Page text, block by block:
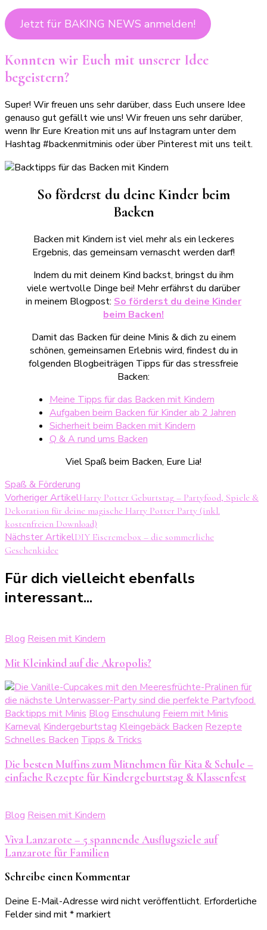
Jetzt für BAKING NEWS anmelden!
Konnten wir Euch mit unserer Idee
begeistern?
Super! Wir freuen uns sehr darüber, dass Euch unsere Idee
genauso gut gefällt wie uns! Wir freuen uns sehr darüber,
wenn Ihr Eure Kreation mit uns auf Instagram unter dem
Hashtag #backenmitminis oder über Pinterest mit uns teilt.
So förderst du deine Kinder beim
Backen
Backen mit Kindern ist viel mehr als ein leckeres
Ergebnis, das gemeinsam vernascht werden darf!
Indem du mit deinem Kind backst, bringst du ihm
viele wertvolle Dinge bei! Mehr erfährst du darüber
in meinem Blogpost: So förderst du deine Kinder
beim Backen!
Damit das Backen für deine Minis & dich zu einem
schönen, gemeinsamen Erlebnis wird, findest du in
folgenden Blogbeiträgen Tipps für das stressfreie
Backen:
Meine Tipps für das Backen mit Kindern
Aufgaben beim Backen für Kinder ab 2 Jahren
Sicherheit beim Backen mit Kindern
Q & A rund ums Backen
Viel Spaß beim Backen, Eure Lia!
Spaß & Förderung
Beitragsnavigation
Vorheriger ArtikelHarry Potter Geburtstag – Partyfood, Spiele &
Dekoration für deine magische Harry Potter Party (inkl.
kostenfreien Download)
Nächster ArtikelDIY Eiscremebox – die sommerliche
Geschenkidee
Für dich vielleicht ebenfalls
interessant...
Blog Reisen mit Kindern
Mit Kleinkind auf die Akropolis?
Backtipps mit MinisBlog Einschulung Feiern mit Minis
KarnevalKindergeburtstag Kleingebäck BackenRezepte
Schnelles BackenTipps & Tricks
Die besten Muffins zum Mitnehmen für Kita & Schule –
einfache Rezepte für Kindergeburtstag & Klassenfest
Blog Reisen mit Kindern
Viva Lanzarote – 5 spannende Ausflugsziele auf
Lanzarote für Familien
Schreibe einen Kommentar
Deine E-Mail-Adresse wird nicht veröffentlicht. Erforderliche
Felder sind mit*markiert